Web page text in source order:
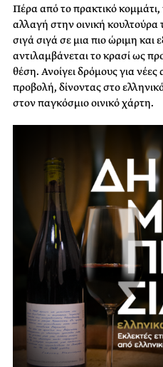
Πέρα από το πρακτικό κομμάτι,
αλλαγή στην οινική
σιγά σιγά σε μια πιο ώριμη
αντιλαμβάνεται το κρασί ως
θέση. Ανοίγει δρόμους για νέες
προβολή, δίνοντας στο
στον παγκόσμιο οινικό χάρτη.